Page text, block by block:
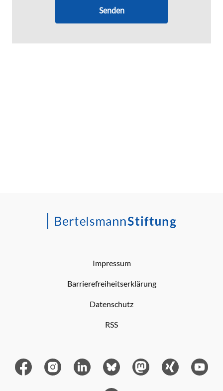
Senden
Impressum
Barrierefreiheitserklärung
Datenschutz
RSS